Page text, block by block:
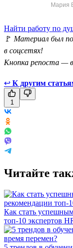
Мария
Найти работу по
🚩 Материал был
в соцсетях!
Кнопка репоста —
↩ К другим
1
Читайте
Как стать
топ-10 экспертов